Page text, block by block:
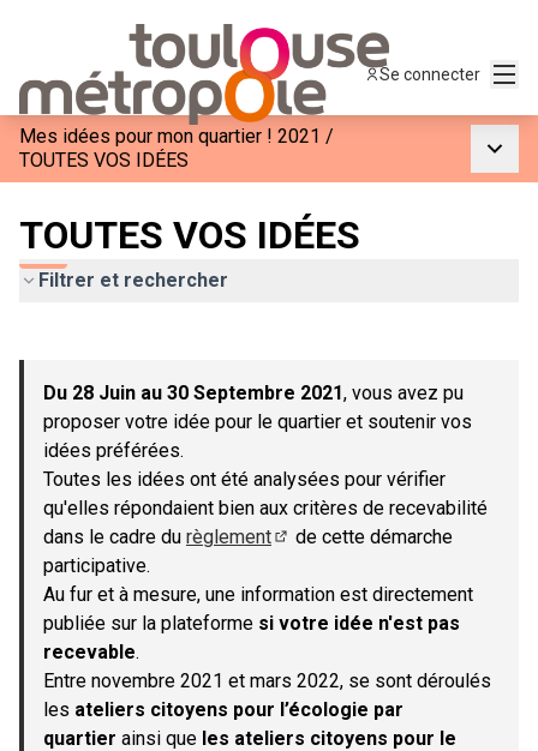
Se connecter
Mes idées pour mon quartier ! 2021 /
TOUTES VOS IDÉES
TOUTES VOS IDÉES
Filtrer et rechercher
−
Du 28 Juin au 30 Septembre 2021, vous avez pu
proposer votre idée pour le quartier et soutenir vos
idées préférées.
Toutes les idées ont été analysées pour vérifier
qu'elles répondaient bien aux critères de recevabilité
dans le cadre du règlement
de cette démarche
participative.
Au fur et à mesure, une information est directement
publiée sur la plateforme si votre idée n'est pas
recevable.
Entre novembre 2021 et mars 2022, se sont déroulés
les ateliers citoyens pour l’écologie par
quartier ainsi que les ateliers citoyens pour le